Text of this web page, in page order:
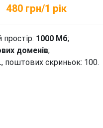
480 грн/1 рік
1000 Мб;
доменів;
поштових скриньок: 100.